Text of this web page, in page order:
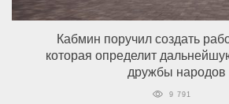
Кабмин поручил создать
которая определит
дружбы народов
9 791